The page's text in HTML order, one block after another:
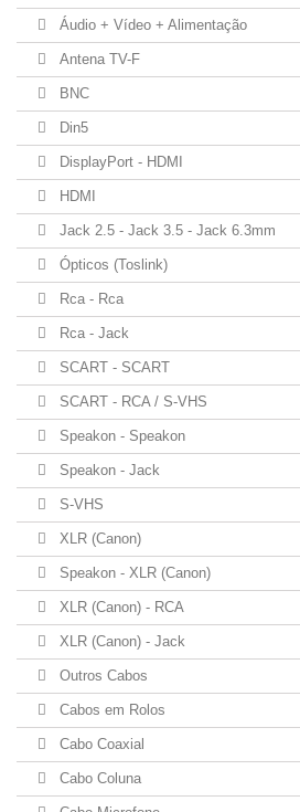
Áudio + Vídeo + Alimentação
Antena TV-F
BNC
Din5
DisplayPort - HDMI
HDMI
Jack 2.5 - Jack 3.5 - Jack 6.3mm
Ópticos (Toslink)
Rca - Rca
Rca - Jack
SCART - SCART
SCART - RCA / S-VHS
Speakon - Speakon
Speakon - Jack
S-VHS
XLR (Canon)
Speakon - XLR (Canon)
XLR (Canon) - RCA
XLR (Canon) - Jack
Outros Cabos
Cabos em Rolos
Cabo Coaxial
Cabo Coluna